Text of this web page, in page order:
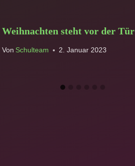
Weihnachten steht vor der Tür
Von Schulteam 2. Januar 2023